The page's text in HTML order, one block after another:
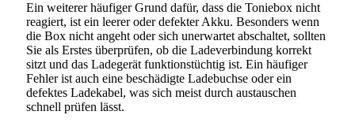
Ein weiterer häufiger Grund dafür, dass die Toniebox nicht
reagiert, ist ein leerer oder defekter Akku. Besonders wenn
die Box nicht angeht oder sich unerwartet abschaltet, sollten
Sie als Erstes überprüfen, ob die Ladeverbindung korrekt
sitzt und das Ladegerät funktionstüchtig ist. Ein häufiger
Fehler ist auch eine beschädigte Ladebuchse oder ein
defektes Ladekabel, was sich meist durch austauschen
schnell prüfen lässt.